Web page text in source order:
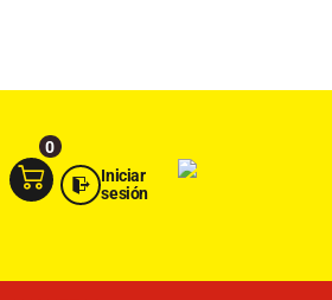
0
Iniciar
sesión